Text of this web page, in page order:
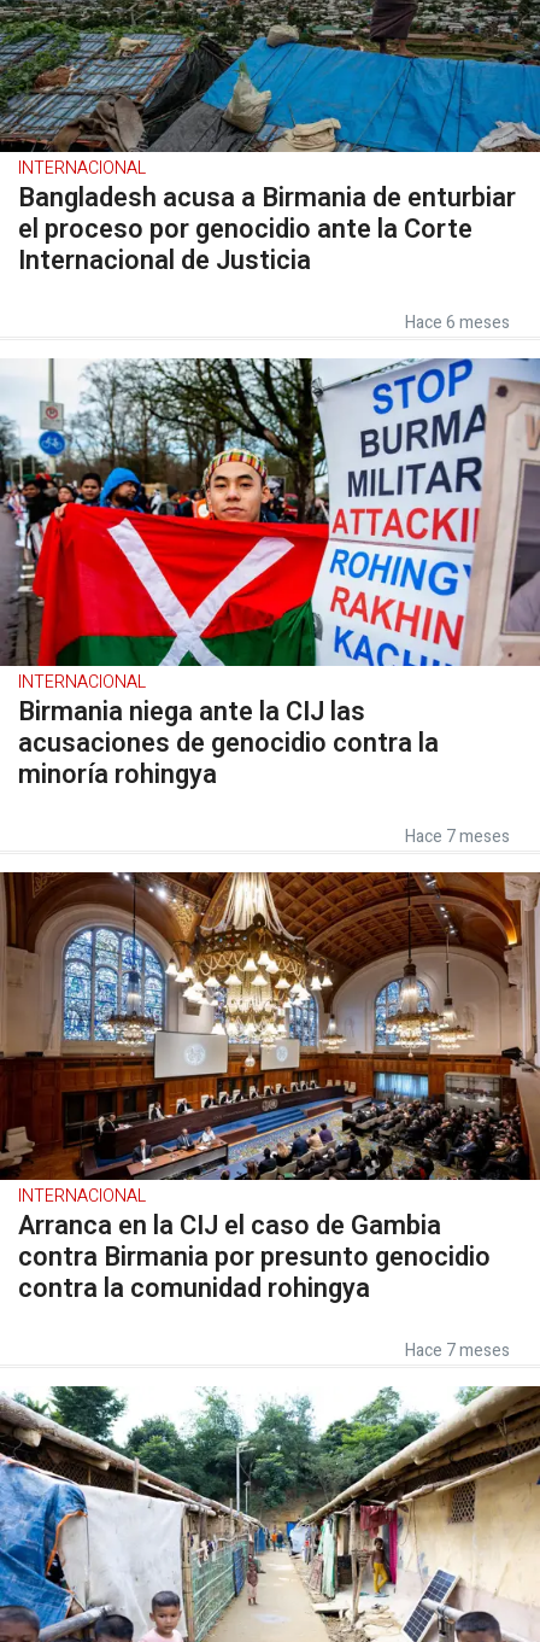
INTERNACIONAL
Bangladesh acusa a Birmania de enturbiar
el proceso por genocidio ante la Corte
Internacional de Justicia
Hace 6 meses
INTERNACIONAL
Birmania niega ante la CIJ las
acusaciones de genocidio contra la
minoría rohingya
Hace 7 meses
INTERNACIONAL
Arranca en la CIJ el caso de Gambia
contra Birmania por presunto genocidio
contra la comunidad rohingya
Hace 7 meses